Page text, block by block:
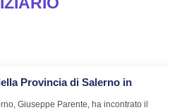
Provincia di Salerno in
Giuseppe Parente, ha incontrato il